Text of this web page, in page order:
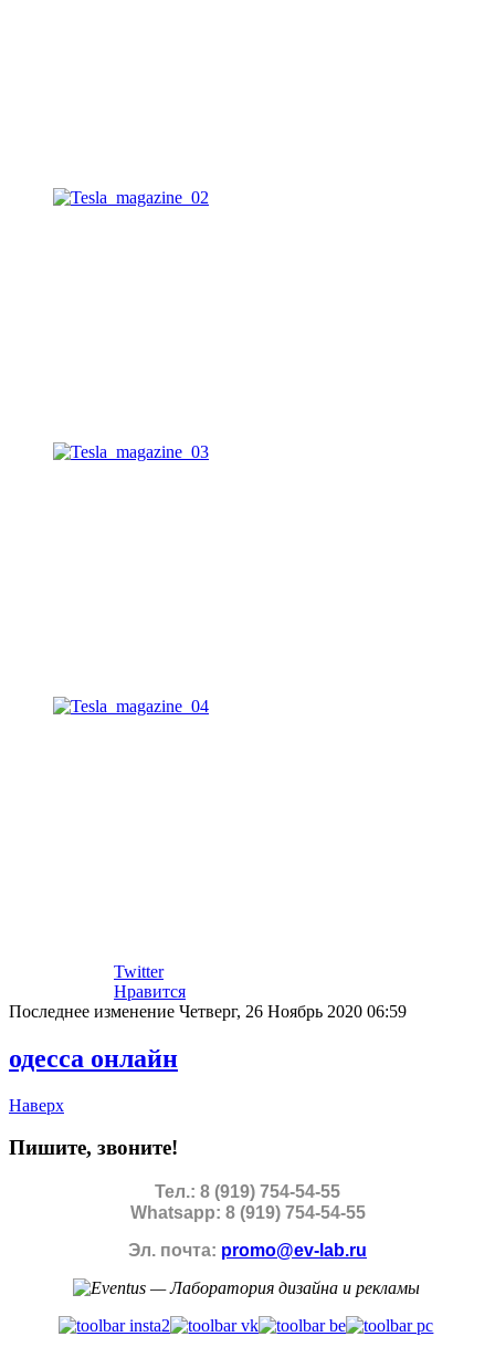
Twitter
Нравится
Последнее изменение Четверг, 26 Ноябрь 2020 06:59
одесса онлайн
Наверх
Пишите, звоните!
Тел.: 8 (919) 754-54-55
Whatsapp: 8 (919) 754-54-55
Эл. почта: promo@ev-lab.ru